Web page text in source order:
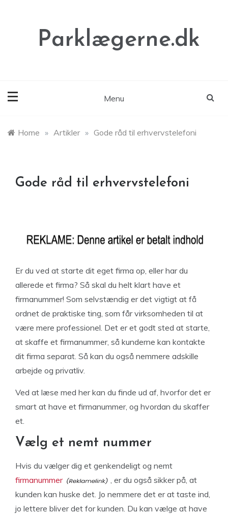
Parklægerne.dk
Menu
Home » Artikler » Gode råd til erhvervstelefoni
Gode råd til erhvervstelefoni
Er du ved at starte dit eget firma op, eller har du
allerede et firma? Så skal du helt klart have et
firmanummer! Som selvstændig er det vigtigt at få
ordnet de praktiske ting, som får virksomheden til at
være mere professionel. Det er et godt sted at starte,
at skaffe et firmanummer, så kunderne kan kontakte
dit firma separat. Så kan du også nemmere adskille
arbejde og privatliv.
Ved at læse med her kan du finde ud af, hvorfor det er
smart at have et firmanummer, og hvordan du skaffer
et.
Vælg et nemt nummer
Hvis du vælger dig et genkendeligt og nemt
firmanummer
, er du også sikker på, at
kunden kan huske det. Jo nemmere det er at taste ind,
jo lettere bliver det for kunden. Du kan vælge at have